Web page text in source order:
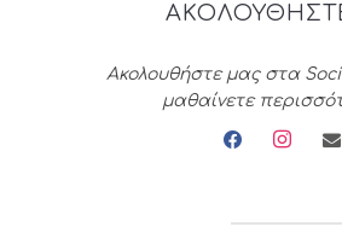
Ακολουθήστε μας στα
μαθαίνετε
facebook